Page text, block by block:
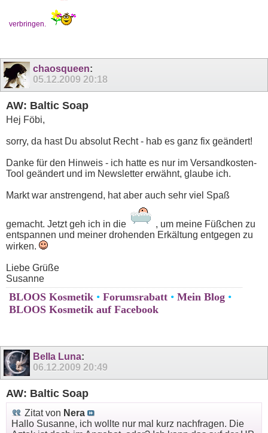
verbringen.
chaosqueen:
05.12.2009 20:18
AW: Baltic Soap
Hej Föbi,
sorry, da hast Du absolut Recht - hab es ganz fix geändert!
Danke für den Hinweis - ich hatte es nur im Versandkosten-
Tool geändert und im Newsletter erwähnt, glaube ich.
Markt war anstrengend, hat aber auch sehr viel Spaß
gemacht. Jetzt geh ich in die
, um meine Füßchen zu
entspannen und meiner drohenden Erkältung entgegen zu
wirken.
Liebe Grüße
Susanne
BLOOS Kosmetik • Forumsrabatt • Mein Blog •
BLOOS Kosmetik auf Facebook
Bella Luna:
06.12.2009 20:49
AW: Baltic Soap
Zitat von Nera
Hallo Susanne, ich wollte nur mal kurz nachfragen. Die